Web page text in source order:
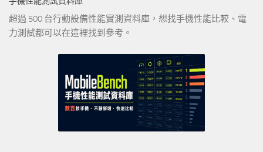
超過 500 台行動設備性能實測資料庫，想找手機性能比較、電
力測試都可以在這裡找到參考。